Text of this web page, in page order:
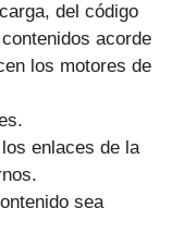
del código
acorde
los motores de
enlaces de la
sea